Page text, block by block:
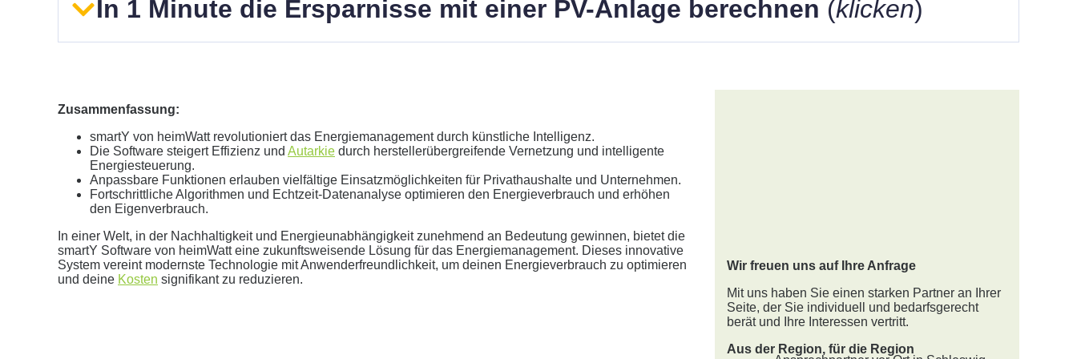
In 1 Minute die Ersparnisse mit einer PV-Anlage berechnen (klicken)
Geben Sie hier Ihren jährlichen Stromverbrauch an
kWh
Wir empfehlen: kWp Anlage sowie einen
€/kWh
Hinweis:Dies ist eine Beispielrechnung
Zusammenfassung:
smartY von heimWatt revolutioniert das Energiemanagement durch künstliche Intelligenz.
Die Software steigert Effizienz und Autarkie durch herstellerübergreifende Vernetzung und intelligente
Energiesteuerung.
Anpassbare Funktionen erlauben vielfältige Einsatzmöglichkeiten für Privathaushalte und Unternehmen.
Fortschrittliche Algorithmen und Echtzeit-Datenanalyse optimieren den Energieverbrauch und erhöhen
den Eigenverbrauch.
In einer Welt, in der Nachhaltigkeit und Energieunabhängigkeit zunehmend an Bedeutung gewinnen, bietet die
smartY Software von heimWatt eine zukunftsweisende Lösung für das Energiemanagement. Dieses innovative
System vereint modernste Technologie mit Anwenderfreundlichkeit, um deinen Energieverbrauch zu optimieren
und deine Kosten signifikant zu reduzieren.
Wir freuen uns auf Ihre Anfrage
Mit uns haben Sie einen starken Partner an Ihrer
Seite, der Sie individuell und bedarfsgerecht
berät und Ihre Interessen vertritt.
Aus der Region, für die Region